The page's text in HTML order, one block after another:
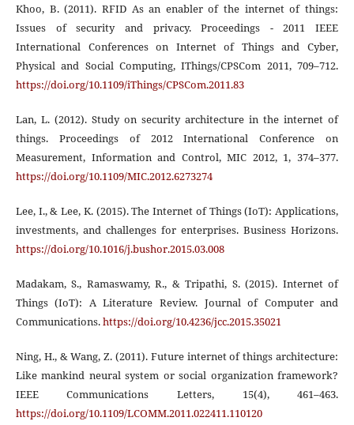
Khoo, B. (2011). RFID As an enabler of the internet of things:
Issues of security and privacy. Proceedings - 2011 IEEE
International Conferences on Internet of Things and Cyber,
Physical and Social Computing, IThings/CPSCom 2011, 709–712.
https://doi.org/10.1109/iThings/CPSCom.2011.83
Lan, L. (2012). Study on security architecture in the internet of
things. Proceedings of 2012 International Conference on
Measurement, Information and Control, MIC 2012, 1, 374–377.
https://doi.org/10.1109/MIC.2012.6273274
Lee, I., & Lee, K. (2015). The Internet of Things (IoT): Applications,
investments, and challenges for enterprises. Business Horizons.
https://doi.org/10.1016/j.bushor.2015.03.008
Madakam, S., Ramaswamy, R., & Tripathi, S. (2015). Internet of
Things (IoT): A Literature Review. Journal of Computer and
Communications.https://doi.org/10.4236/jcc.2015.35021
Ning, H., & Wang, Z. (2011). Future internet of things architecture:
Like mankind neural system or social organization framework?
IEEE Communications Letters, 15(4), 461–463.
https://doi.org/10.1109/LCOMM.2011.022411.110120